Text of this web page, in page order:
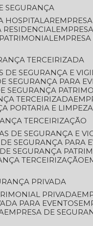
SEGURANÇA
HOSPITALAR
RESIDENCIAL
TERCEIRIZADA
DE SEGURANÇA E
SEGURANÇA PARA
SEGURANÇA
TERCEIRIZADA
PORTARIA E LIMPEZA
TERCEIRIZAÇÃO
DE SEGURANÇA E
DE SEGURANÇA PARA
DE SEGURANÇA
TERCEIRIZAÇÃO
PRIVADA
PRIVADA
PARA EVENTOS
EMPRESA DE